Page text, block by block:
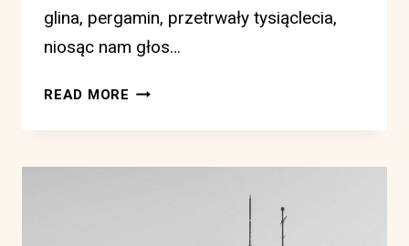
glina, pergamin, przetrwały tysiąclecia,
niosąc nam głos…
READ MORE POZOSTANĄ
NAS